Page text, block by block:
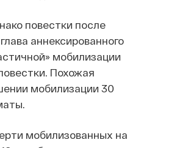
повестки после
аннексированного
мобилизации
Похожая
мобилизации 30
мобилизованных на